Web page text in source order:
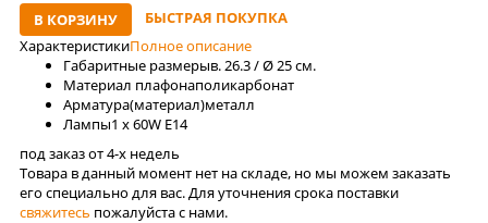
В КОРЗИНУ
БЫСТРАЯ ПОКУПКА
ХарактеристикиПолное описание
Габаритные размерыв. 26.3 / Ø 25 см.
Материал плафонаполикарбонат
Арматура(материал)металл
Лaмпы1 x 60W E14
под заказ от 4-x недель
Товара в данный момент нет на складе, но мы можем заказать
его специально для вас. Для уточнения срока поставки
свяжитесь пожалуйста с нами.